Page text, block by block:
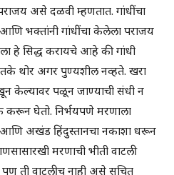
असे दळवी म्हणतात. गांधींचा
आणि भक्तांनी गांधींचा केलेला पराजय
हे सिद्ध करायचे आहे की गांधी
थोर अगर पुण्यशील नव्हते. खरा
केल्यावर पळून जाण्याची संधी न
करून घेतो. निर्भयपणे मरणाला
आणि अखंड हिंदुस्तानचा नकाशा धरून
मरणाची भीती वाटली
ती वाटलीच नाही असे सूचित